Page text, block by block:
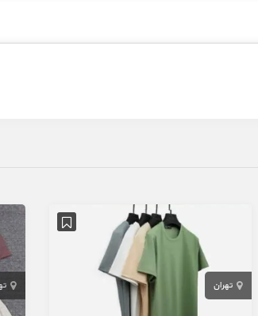
تهران